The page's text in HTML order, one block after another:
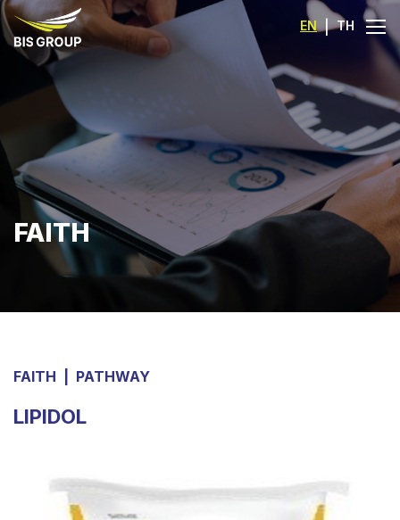
EN | TH
FAITH
FAITH PATHWAY
LIPIDOL